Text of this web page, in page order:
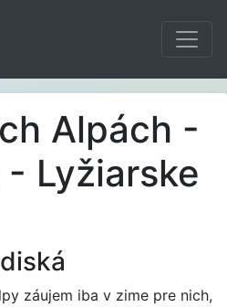
Alpách -
Lyžiarske
záujem iba v zime pre nich,